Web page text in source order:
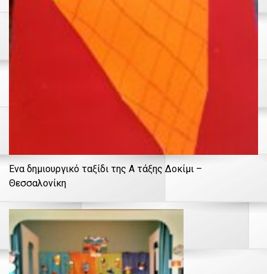
Ένα δημιουργικό ταξίδι της Α τάξης Δοκίμι –
Θεσσαλονίκη